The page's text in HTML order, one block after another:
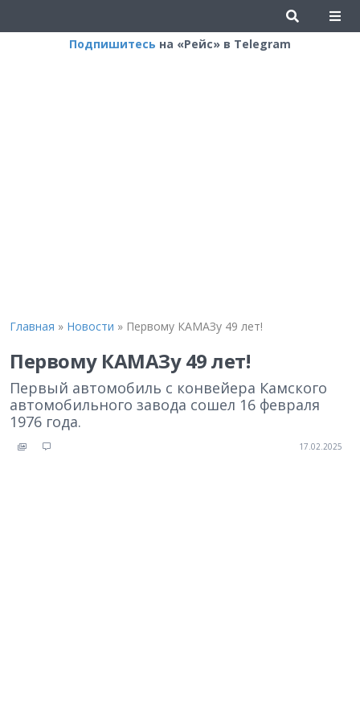
Подпишитесь на «Рейс» в Telegram
Главная » Новости » Первому КАМАЗу 49 лет!
Первому КАМАЗу 49 лет!
Первый автомобиль с конвейера Камского
автомобильного завода сошел 16 февраля
1976 года.
17.02.2025